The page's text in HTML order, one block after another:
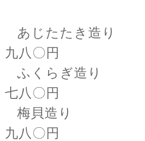
じたたき造り
円
ふくらぎ造り
円
貝造り
円